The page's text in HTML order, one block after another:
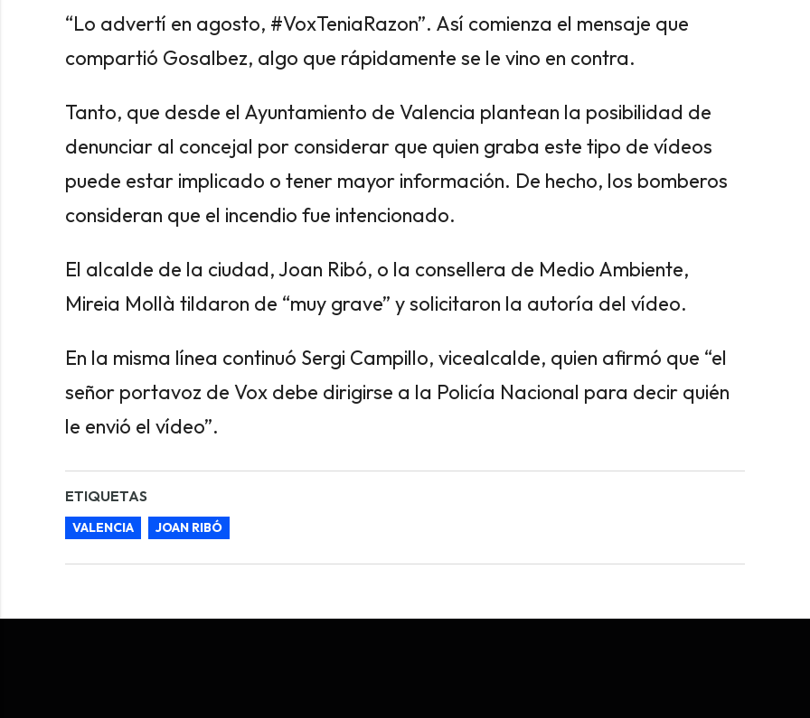
“Lo advertí en agosto, #VoxTeniaRazon”. Así comienza el mensaje que
compartió Gosalbez, algo que rápidamente se le vino en contra.
Tanto, que desde el Ayuntamiento de Valencia plantean la posibilidad de
denunciar al concejal por considerar que quien graba este tipo de vídeos
puede estar implicado o tener mayor información. De hecho, los bomberos
consideran que el incendio fue intencionado.
El alcalde de la ciudad, Joan Ribó, o la consellera de Medio Ambiente,
Mireia Mollà tildaron de “muy grave” y solicitaron la autoría del vídeo.
En la misma línea continuó Sergi Campillo, vicealcalde, quien afirmó que “el
señor portavoz de Vox debe dirigirse a la Policía Nacional para decir quién
le envió el vídeo”.
ETIQUETAS
VALENCIA JOAN RIBÓ